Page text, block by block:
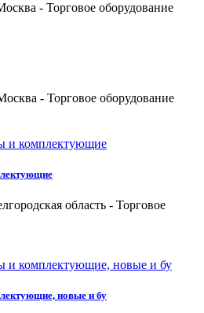
- Торговое оборудование
- Торговое оборудование
область - Торговое
новые и бу